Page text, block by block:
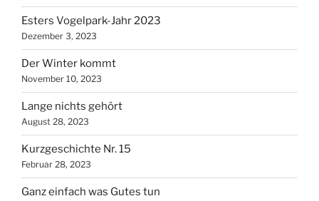
Esters Vogelpark-Jahr 2023
Dezember 3, 2023
Der Winter kommt
November 10, 2023
Lange nichts gehört
August 28, 2023
Kurzgeschichte Nr. 15
Februar 28, 2023
Ganz einfach was Gutes tun